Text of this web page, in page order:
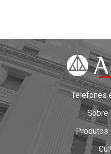
Telefones
Sobre
Produtos